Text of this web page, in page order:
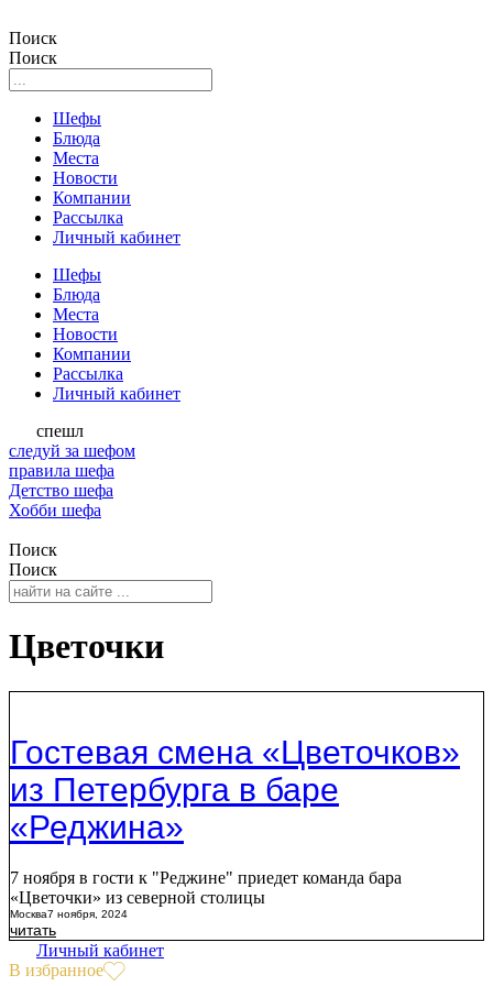
Поиск
Поиск
Шефы
Блюда
Места
Новости
Компании
Рассылка
Личный кабинет
Шефы
Блюда
Места
Новости
Компании
Рассылка
Личный кабинет
спешл
следуй за шефом
правила шефа
Детство шефа
Хобби шефа
Поиск
Поиск
Цветочки
Гостевая смена «Цветочков»
из Петербурга в баре
«Реджина»
7 ноября в гости к "Реджине" приедет команда бара
«Цветочки» из северной столицы
Москва7 ноября, 2024
читать
Личный кабинет
В избранное